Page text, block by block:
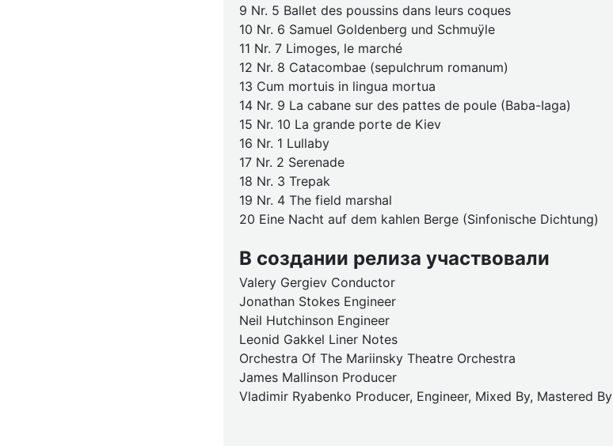
9 Nr. 5 Ballet des poussins dans leurs coques
10 Nr. 6 Samuel Goldenberg und Schmuÿle
11 Nr. 7 Limoges, le marché
12 Nr. 8 Catacombae (sepulchrum romanum)
13 Cum mortuis in lingua mortua
14 Nr. 9 La cabane sur des pattes de poule (Baba-Iaga)
15 Nr. 10 La grande porte de Kiev
16 Nr. 1 Lullaby
17 Nr. 2 Serenade
18 Nr. 3 Trepak
19 Nr. 4 The field marshal
20 Eine Nacht auf dem kahlen Berge (Sinfonische Dichtung)
В создании релиза участвовали
Valery Gergiev Conductor
Jonathan Stokes Engineer
Neil Hutchinson Engineer
Leonid Gakkel Liner Notes
Orchestra Of The Mariinsky Theatre Orchestra
James Mallinson Producer
Vladimir Ryabenko Producer, Engineer, Mixed By, Mastered By